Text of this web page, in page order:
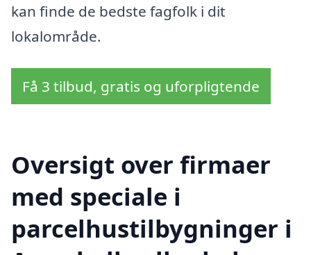
kan finde de bedste fagfolk i dit
lokalområde.
Få 3 tilbud, gratis og uforpligtende
Oversigt over firmaer
med speciale i
parcelhustilbygninger i